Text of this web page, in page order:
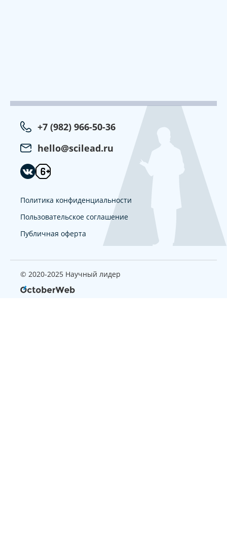
+7 (982) 966-50-36
hello@scilead.ru
Политика конфиденциальности
Пользовательское соглашение
Публичная оферта
© 2020-2025 Научный лидер